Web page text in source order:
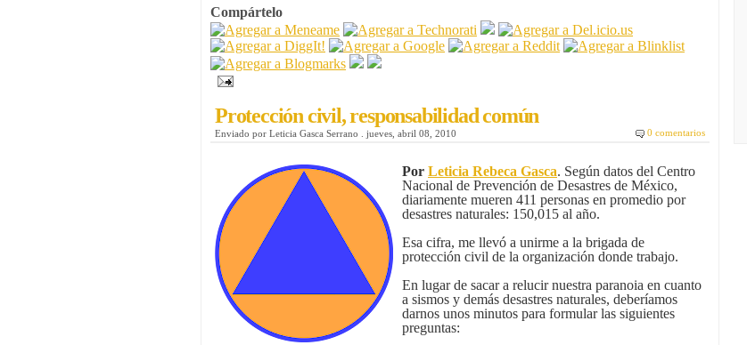
Compártelo
Protección civil, responsabilidad común
Enviado por Leticia Gasca Serrano jueves, abril 08, 2010 0 comentarios
Por Leticia Rebeca Gasca. Según datos del Centro
Nacional de Prevención de Desastres de México,
diariamente mueren 411 personas en promedio por
desastres naturales: 150,015 al año.
Esa cifra, me llevó a unirme a la brigada de
protección civil de la organización donde trabajo.
En lugar de sacar a relucir nuestra paranoia en cuanto
a sismos y demás desastres naturales, deberíamos
darnos unos minutos para formular las siguientes
preguntas: